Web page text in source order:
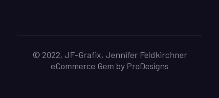
© 2022, JF-Grafix, Jennifer Feldkirchner
eCommerce Gem by ProDesigns